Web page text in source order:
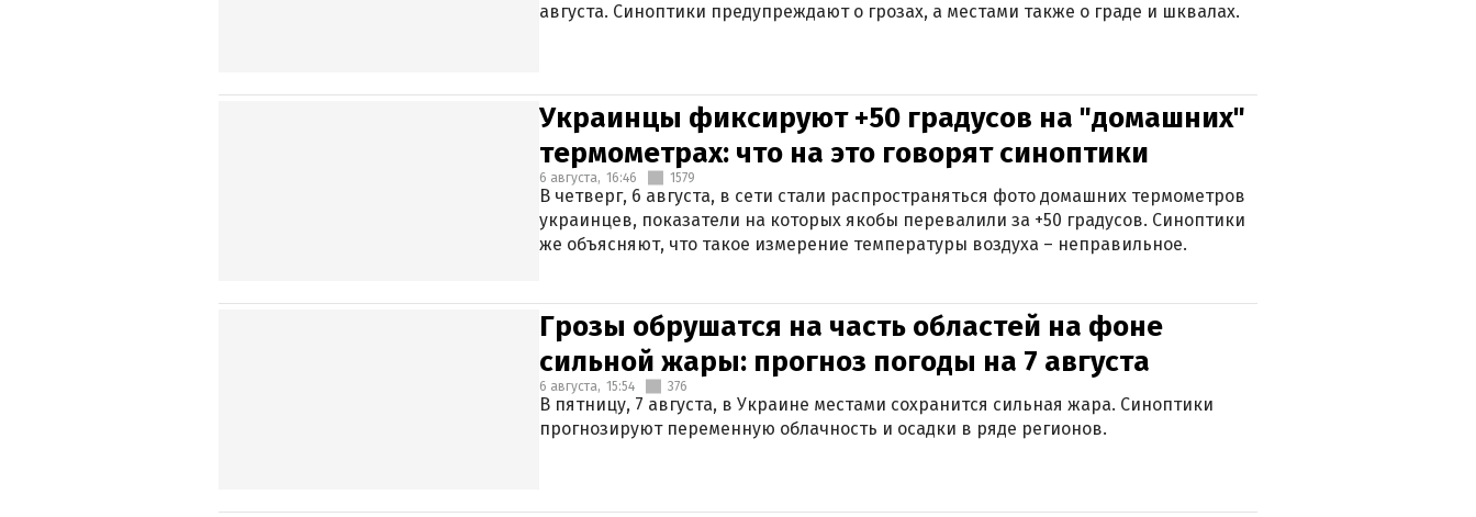
августа. Синоптики предупреждают о грозах, а местами также о граде и шквалах.
Украинцы фиксируют +50 градусов на "домашних"
термометрах: что на это говорят синоптики
6 августа, 16:46 1579
В четверг, 6 августа, в сети стали распространяться фото домашних термометров
украинцев, показатели на которых якобы перевалили за +50 градусов. Синоптики
же объясняют, что такое измерение температуры воздуха – неправильное.
Грозы обрушатся на часть областей на фоне
сильной жары: прогноз погоды на 7 августа
6 августа, 15:54 376
В пятницу, 7 августа, в Украине местами сохранится сильная жара. Синоптики
прогнозируют переменную облачность и осадки в ряде регионов.